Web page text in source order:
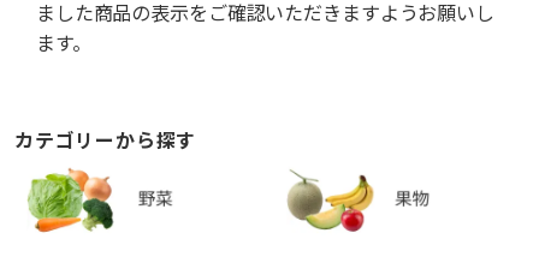
ました商品の表示をご確認いただきますようお願いし
ます。
カテゴリーから探す